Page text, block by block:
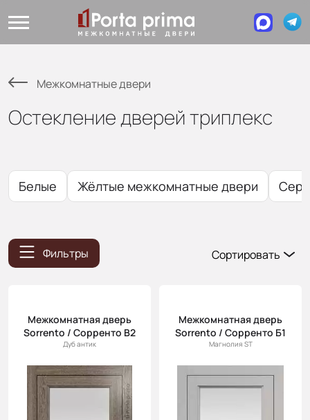
Межкомнатные двери
Остекление дверей триплекс
Белые Жёлтые межкомнатные двери
Фильтры
Сортировать
(возр.)
Цена (убыв.)
новинки
Cначала
Межкомнатная дверь
Sorrento / Сорренто В2
Дуб антик
Межкомнатная дверь
Sorrento / Сорренто Б1
Магнолия ST